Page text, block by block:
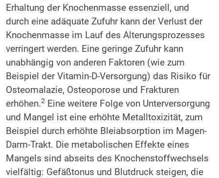
Erhaltung der Knochenmasse essenziell, und
durch eine adäquate Zufuhr kann der Verlust der
Knochenmasse im Lauf des Alterungsprozesses
verringert werden. Eine geringe Zufuhr kann
unabhängig von anderen Faktoren (wie zum
Beispiel der Vitamin-D-Versorgung) das Risiko für
Osteomalazie, Osteoporose und Frakturen
erhöhen.2Eine weitere Folge von Unterversorgung
und Mangel ist eine erhöhte Metalltoxizität, zum
Beispiel durch erhöhte Bleiabsorption im Magen-
Darm-Trakt. Die metabolischen Effekte eines
Mangels sind abseits des Knochenstoffwechsels
vielfältig: Gefäßtonus und Blutdruck steigen, die